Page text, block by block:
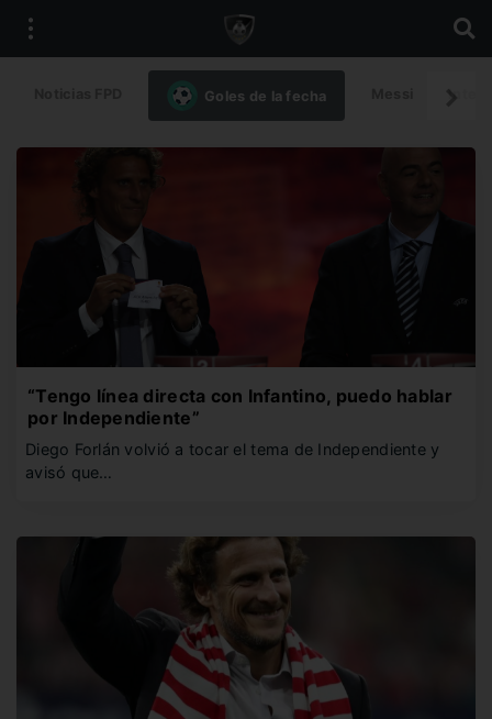
Goles de la fecha
“Tengo línea directa con Infantino, puedo hablar
por Independiente”
Diego Forlán volvió a tocar el tema de Independiente y
avisó que…